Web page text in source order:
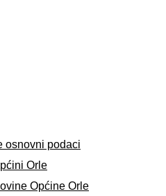
osnovni podaci
Orle
Općine Orle